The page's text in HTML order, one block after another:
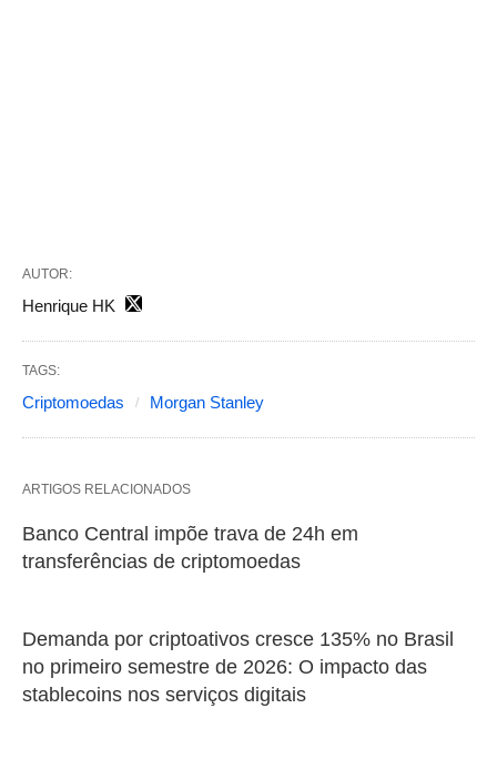
AUTOR:
Henrique HK
TAGS:
Criptomoedas Morgan Stanley
ARTIGOS RELACIONADOS
Banco Central impõe trava de 24h em
transferências de criptomoedas
Demanda por criptoativos cresce 135% no Brasil
no primeiro semestre de 2026: O impacto das
stablecoins nos serviços digitais